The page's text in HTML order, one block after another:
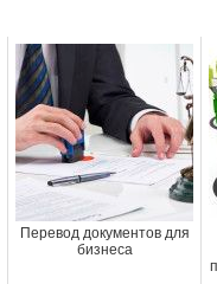
Перевод документов для
бизнеса